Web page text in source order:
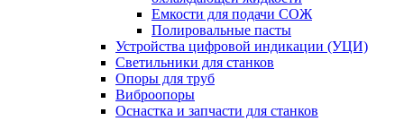
Емкости для подачи СОЖ
Полировальные пасты
Устройства цифровой индикации (УЦИ)
Светильники для станков
Опоры для труб
Виброопоры
Оснастка и запчасти для станков